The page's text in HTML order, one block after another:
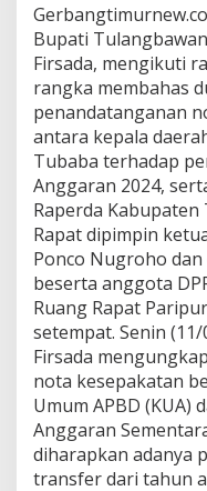
a
p
a
t
P
a
r
i
p
u
n
a
B
a
h
a
s
D
u
a
g
e
Bupati
Firsada, mengikuti
rangka membahas
penandatanganan
antara kepala
Tubaba terhadap
Anggaran 2024,
Raperda Kabupaten
Rapat dipimpin
Ponco Nugroho
beserta anggota
Ruang Rapat
setempat. Senin (11/
Firsada
nota kesepakatan
Umum APBD (KUA)
Anggaran
diharapkan adanya
transfer dari tahun